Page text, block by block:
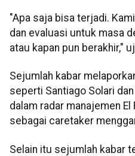
"Apa saja bisa terjadi.
dan evaluasi untuk masa
atau kapan pun berakhir,"
Sejumlah kabar
seperti Santiago Solari
dalam radar manajemen
sebagai caretaker
Selain itu sejumlah kabar